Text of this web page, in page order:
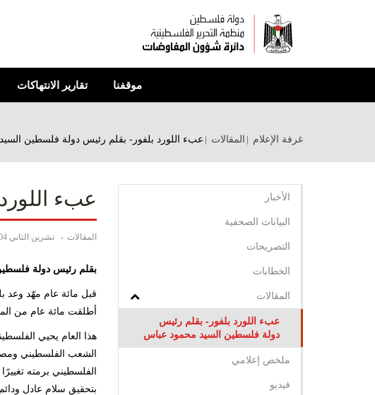
موقفنا تقارير الانتهاكات
غرفة الإعلام المقالات عبء اللورد بلفور- بقلم رئيس دولة فلسطين
عبء
المقالات تشرين الثاني 04، 2017
بقلم رئيس دولة
قبل مائة عام مهّد وعد
أطلقت مائة عام من
هذا العام يحيي
الشعب الفلسطيني
الفلسطيني برمته
بتحقيق سلام عادل
الأخبار
البيانات الصحفية
التصريحات
الخطابات
المقالات
عبء اللورد بلفور- بقلم رئيس
دولة فلسطين السيد محمود عباس
ملخص إعلامي
فيديو